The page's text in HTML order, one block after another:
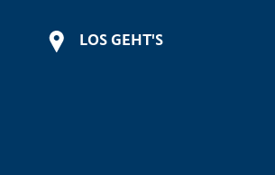
LOS GEHT'S